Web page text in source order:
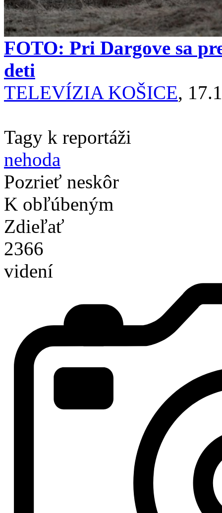
FOTO: Pri Dargove sa
deti
TELEVÍZIA KOŠICE,
Tagy k reportáži
nehoda
Pozrieť neskôr
K obľúbeným
Zdieľať
2366
videní